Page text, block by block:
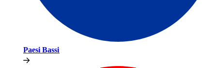
Paesi Bassi​​